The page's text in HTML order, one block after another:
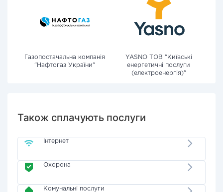
Газопостачальна компанія
"Нафтогаз України"
YASNO ТОВ "Київські
енергетичні послуги
(електроенергія)"
Також сплачують послуги
Інтернет
Охорона
Комунальні послуги